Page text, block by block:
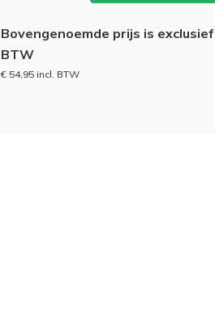
Bovengenoemde prijs is exclusief
BTW
€ 54,95 incl. BTW